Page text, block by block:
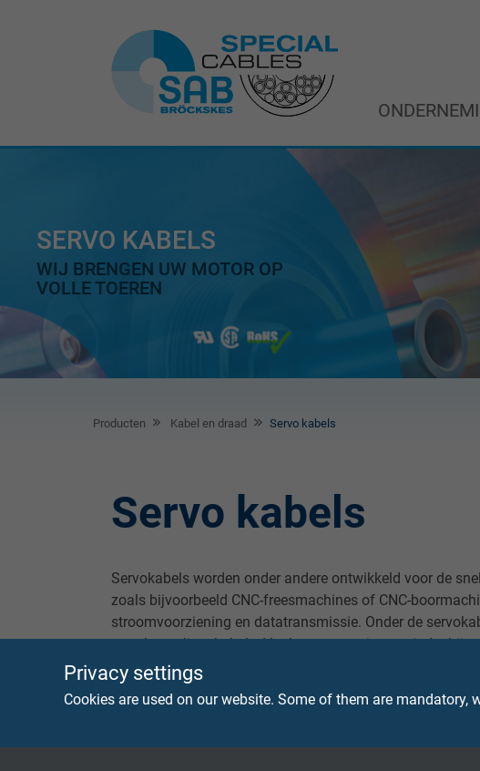
Privacy settings
Cookies are used on our website. Some of them are
SERVO KABELS
WIJ BRENGEN UW MOTOR OP
VOLLE TOEREN
Producten Kabel en draad Servo kabels
Servo kabels
Servokabels worden onder andere ontwikkeld voor de
zoals bijvoorbeeld CNC-freesmachines of CNC-
stroomvoorziening en datatransmissie. Onder de
terugkoppelingskabels. Verdere toepassingen vind u
de motor of industrie toepassingen met intelligente servo